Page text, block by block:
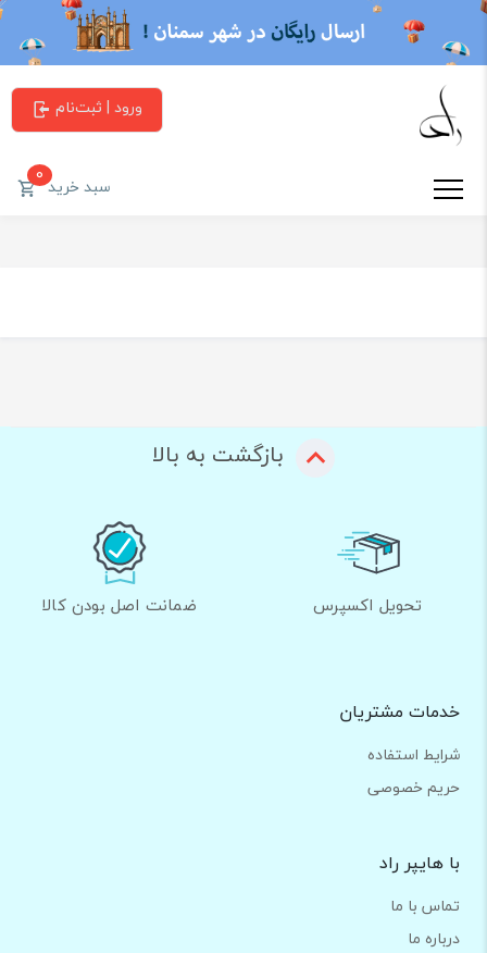
ورود | ثبت‌نام
سبد خرید0
بازگشت به بالا
تحویل اکسپرس ضمانت اصل بودن کالا
خدمات مشتریان
شرایط استفاده
حریم خصوصی
با هایپر راد
تماس با ما
درباره ما